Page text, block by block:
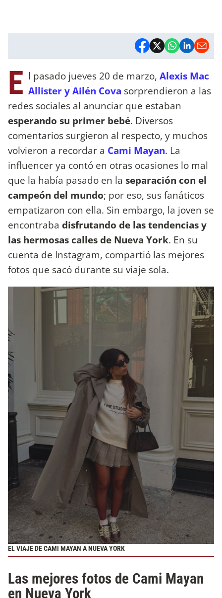
E l pasado jueves 20 de marzo, Alexis Mac
Allister y Ailén Cova sorprendieron a las
redes sociales al anunciar que estaban
esperando su primer bebé. Diversos
comentarios surgieron al respecto, y muchos
volvieron a recordar a Cami Mayan. La
influencer ya contó en otras ocasiones lo mal
que la había pasado en la separación con el
campeón del mundo; por eso, sus fanáticos
empatizaron con ella. Sin embargo, la joven se
encontraba disfrutando de las tendencias y
las hermosas calles de Nueva York. En su
cuenta de Instagram, compartió las mejores
fotos que sacó durante su viaje sola.
EL VIAJE DE CAMI MAYAN A NUEVA YORK
Las mejores fotos de Cami Mayan
en Nueva York